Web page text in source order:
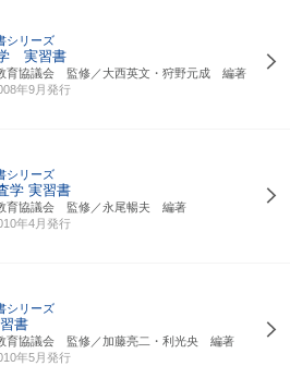
シリーズ
実習書
育協議会 監修／大西英文・狩野元成 編著
年9月発行
シリーズ
学 実習書
育協議会 監修／永尾暢夫 編著
年4月発行
シリーズ
書
育協議会 監修／加藤亮二・利光央 編著
年5月発行